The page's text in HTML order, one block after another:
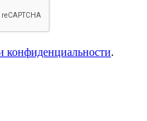
конфиденциальности.